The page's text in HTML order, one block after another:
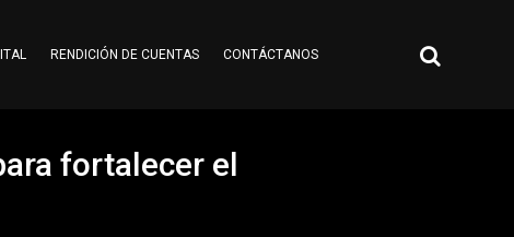
RENDICIÓN DE CUENTAS CONTÁCTANOS
fortalecer el